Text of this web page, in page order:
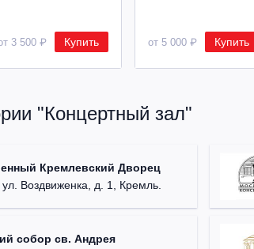
3 500 ₽ Купить от 5 000 ₽ Купить
"Концертный зал"
Кремлевский Дворец
ул. Воздвиженка, д. 1, Кремль.
собор св. Андрея